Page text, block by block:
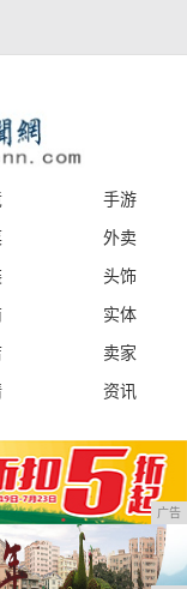
手游
外卖
头饰
实体
卖家
资讯
广告